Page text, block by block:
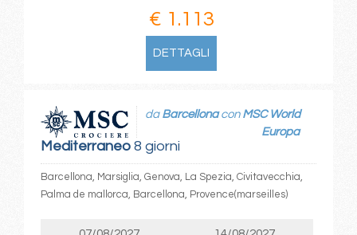
€ 1.113
DETTAGLI
Mediterraneo8 giorni
da Barcellonacon MSC World
Europa
Barcellona, Marsiglia, Genova, La Spezia, Civitavecchia,
Palma de mallorca, Barcellona, Provence(marseilles)